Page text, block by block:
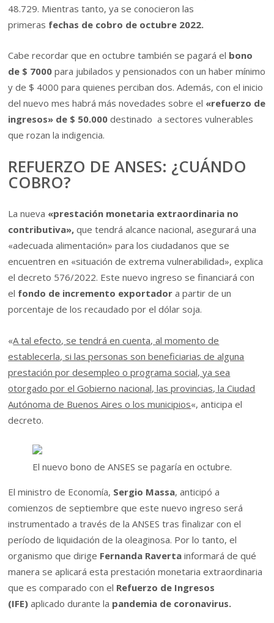
48.729. Mientras tanto, ya se conocieron las
primeras fechas de cobro de octubre 2022.
Cabe recordar que en octubre también se pagará el bono
de $ 7000 para jubilados y pensionados con un haber mínimo
y de $ 4000 para quienes perciban dos. Además, con el inicio
del nuevo mes habrá más novedades sobre el «refuerzo de
ingresos» de $ 50.000 destinado a sectores vulnerables
que rozan la indigencia.
REFUERZO DE ANSES: ¿CUÁNDO
COBRO?
La nueva «prestación monetaria extraordinaria no
contributiva», que tendrá alcance nacional, asegurará una
«adecuada alimentación» para los ciudadanos que se
encuentren en «situación de extrema vulnerabilidad», explica
el decreto 576/2022. Este nuevo ingreso se financiará con
el fondo de incremento exportador a partir de un
porcentaje de los recaudado por el dólar soja.
«A tal efecto, se tendrá en cuenta, al momento de
establecerla, si las personas son beneficiarias de alguna
prestación por desempleo o programa social, ya sea
otorgado por el Gobierno nacional, las provincias, la Ciudad
Autónoma de Buenos Aires o los municipios«, anticipa el
decreto.
El nuevo bono de ANSES se pagaría en octubre.
El ministro de Economía, Sergio Massa, anticipó a
comienzos de septiembre que este nuevo ingreso será
instrumentado a través de la ANSES tras finalizar con el
período de liquidación de la oleaginosa. Por lo tanto, el
organismo que dirige Fernanda Raverta informará de qué
manera se aplicará esta prestación monetaria extraordinaria
que es comparado con el Refuerzo de Ingresos
(IFE) aplicado durante la pandemia de coronavirus.